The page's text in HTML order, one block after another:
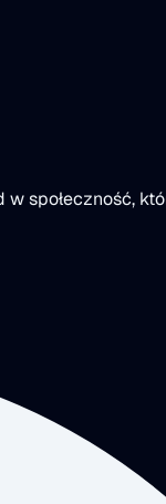
społeczność,